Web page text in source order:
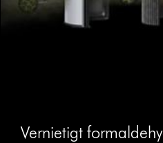
Vernietigt